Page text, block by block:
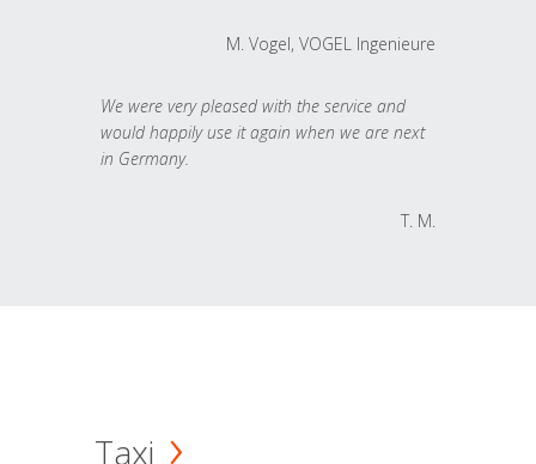
M. Vogel, VOGEL Ingenieure
We were very pleased with the service and
would happily use it again when we are next
in Germany.
T. M.
Taxi